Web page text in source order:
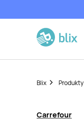
Blix Produkty
Carrefour